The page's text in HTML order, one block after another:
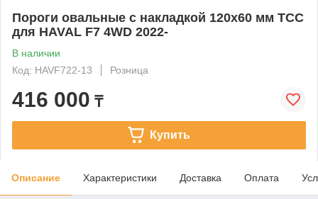
Пороги овальные с накладкой 120х60 мм ТСС
для HAVAL F7 4WD 2022-
В наличии
Код: HAVF722-13
Розница
416 000 ₸
Купить
Описание Характеристики Доставка Оплата